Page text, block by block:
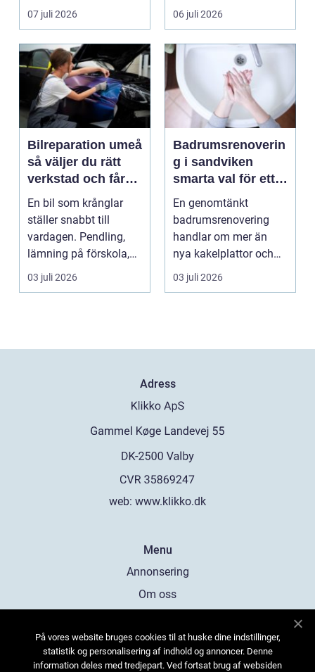
Den skyddar
människo...
07 juli 2026
många blir den s...
06 juli 2026
Bilreparation umeå
så väljer du rätt
verkstad och får
bilen att hålla
längre
En bil som krånglar
ställer snabbt till
vardagen. Pendling,
lämning på förskola,
utflykter och storh...
03 juli 2026
Badrumsrenoverin
g i sandviken
smarta val för ett
tryggt och hållbart
badrum
En genomtänkt
badrumsrenovering
handlar om mer än
nya kakelplattor och
en modern dusch. För
många bo...
03 juli 2026
Adress
web: www.klikko.dk
Menu
Annonsering
Om oss
Kontakta oss
Sitemap
På vores website bruges cookies til at huske dine indstillinger,
statistik og personalisering af indhold og annoncer. Denne
information deles med tredjepart. Ved fortsat brug af websiden